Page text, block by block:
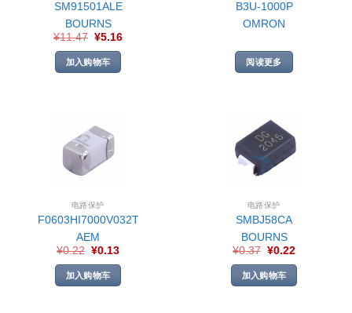
SM91501ALE
BOURNS
¥11.47 ¥5.16
加入购物车
B3U-1000P
OMRON
阅读更多
电路保护
F0603HI7000V032T
AEM
¥0.22 ¥0.13
加入购物车
电路保护
SMBJ58CA
BOURNS
¥0.37 ¥0.22
加入购物车